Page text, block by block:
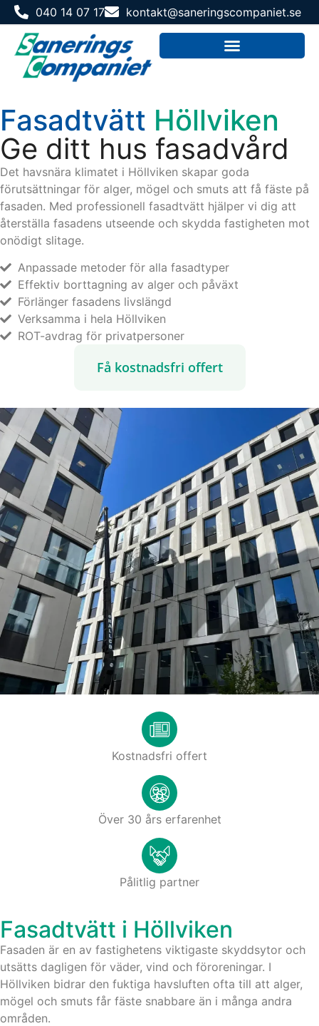
040 14 07 17 kontakt@saneringscompaniet.se
Fasadtvätt Höllviken
Ge ditt hus fasadvård
Det havsnära klimatet i Höllviken skapar goda
förutsättningar för alger, mögel och smuts att få fäste på
fasaden. Med professionell fasadtvätt hjälper vi dig att
återställa fasadens utseende och skydda fastigheten mot
onödigt slitage.
Anpassade metoder för alla fasadtyper
Effektiv borttagning av alger och påväxt
Förlänger fasadens livslängd
Verksamma i hela Höllviken
ROT-avdrag för privatpersoner
Få kostnadsfri offert
Kostnadsfri offert
Över 30 års erfarenhet
Pålitlig partner
Fasadtvätt i Höllviken
Fasaden är en av fastighetens viktigaste skyddsytor och
utsätts dagligen för väder, vind och föroreningar. I
Höllviken bidrar den fuktiga havsluften ofta till att alger,
mögel och smuts får fäste snabbare än i många andra
områden.